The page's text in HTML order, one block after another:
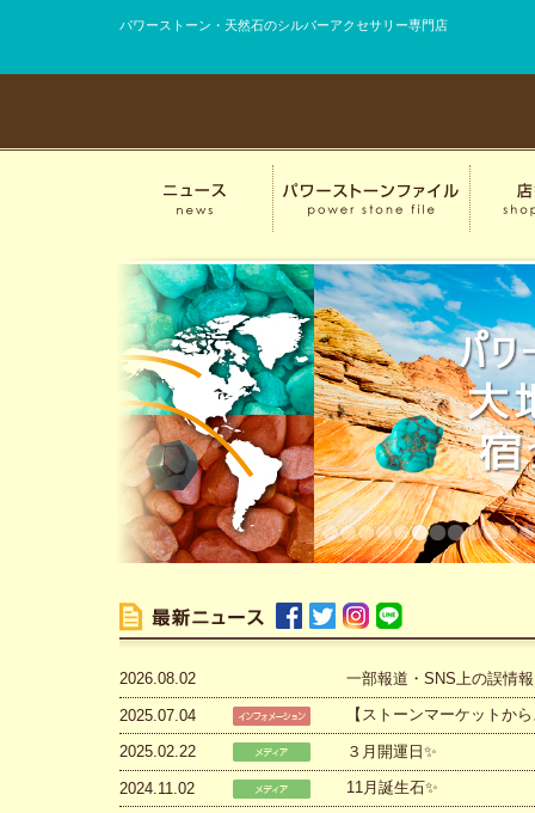
パワーストーン・天然石のシルバーアクセサリー専門店
1 2 3 4 5 6 7 8 9101112
2026.08.02 一部報道・SNS上の誤情
2025.07.04 【ストーンマーケットか
2025.02.22 ３月開運日✨
2024.11.02 11月誕生石✨